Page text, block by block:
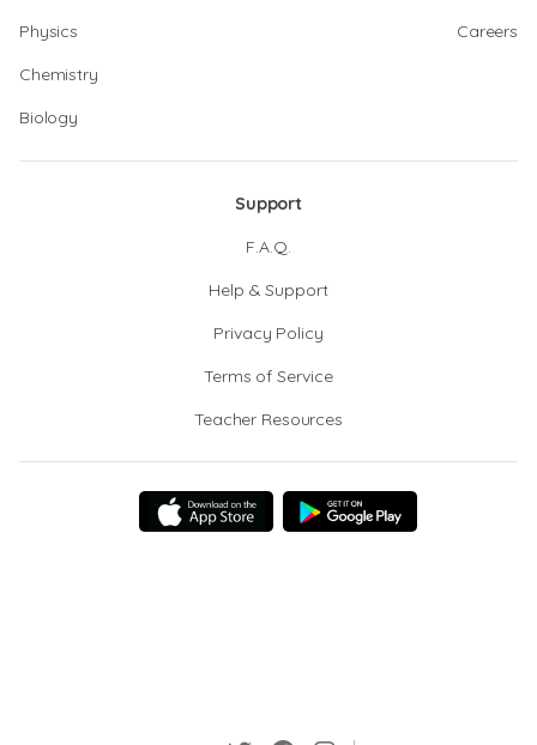
Physics
Chemistry
Biology
Careers
Support
F.A.Q.
Help & Support
Privacy Policy
Terms of Service
Teacher Resources